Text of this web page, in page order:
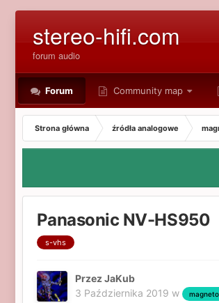
stereo-hifi.com
forum audio
Forum Community map
Strona główna źródła analogowe
Panasonic NV-HS950
s-vhs
Przez JaKub
3 Października 2019 w